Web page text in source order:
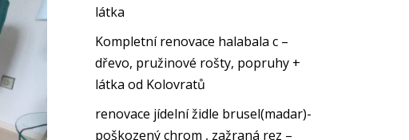
látka
Kompletní renovace halabala c –
dřevo, pružinové rošty, popruhy +
látka od Kolovratů
renovace jídelní židle brusel(madar)-
poškozený chrom , zažraná rez –